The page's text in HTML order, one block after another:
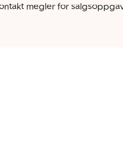
megler for